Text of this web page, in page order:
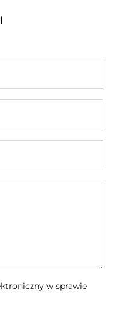
w sprawie